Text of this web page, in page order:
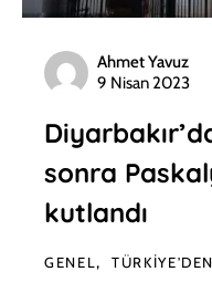
Ahmet Yavuz
9 Nisan 2023
sonra
kutlandı
GENEL TÜRKIYE'DEN